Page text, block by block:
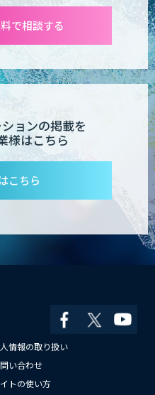
で相談する
ョンの掲載を
様はこちら
こちら
情報の取り扱い
い合わせ
トの使い方